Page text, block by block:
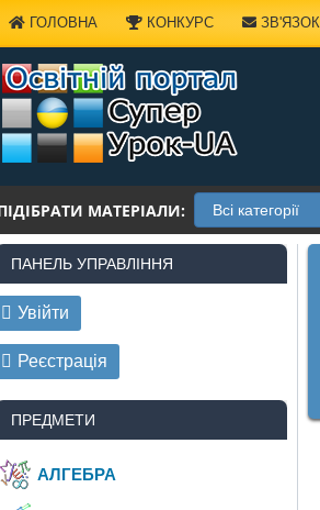
ГОЛОВНА КОНКУРС ЗВ'ЯЗОК
МАТЕРІАЛИ:
ПАНЕЛЬ УПРАВЛІННЯ
Увійти
Реєстрація
ПРЕДМЕТИ
АЛГЕБРА